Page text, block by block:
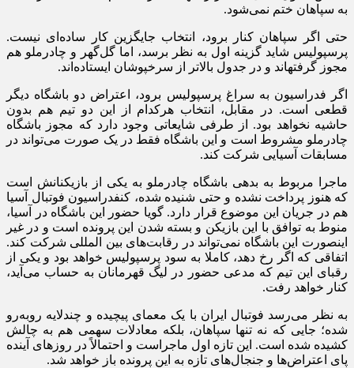
به سپاهان ختم نمی‌شود.
حتی اگر سپاهان کنار برود، انتخاب جایگزین کار ساده‌ای نیست.
پرسپولیس شاید گزینه اول به نظر برسد، اما گل‌گهر و چادرملو هم
مجوز گرفتهاند و در جدول بالاتر از سرخپوشان ایستاده‌اند.
اگر فدراسیون به سراغ پرسپولیس برود، اعتراض دو باشگاه دیگر
قطعی است. در مقابل، انتخاب هرکدام از این دو تیم هم بدون
حاشیه نخواهد بود. از طرفی شایعاتی وجود دارد که مجوز باشگاه
چادرملو مشروط است و این باشگاه فقط در یک صورت می‌تواند در
مسابقات آسیایی شرکت کند.
ماجرا مربوط به بدهی باشگاه چادرملو به یکی از بازیکنانش است
که هنوز پرداخت نشده و حتی شنیده شده، کنفدراسیون فوتبال آسیا
هم در جریان این موضوع قرار دارد. گویا حضور این باشگاه در آسیا،
منوط به توافق با این بازیکن و بسته شدن این پرونده است و در غیر
اینصورت این باشگاه نمی‌تواند در رقابت‌های بین المللی شرکت کند.
اتفاقی که اگر رخ دهد، کاملا به سود پرسپولیس خواهد بود و یکی از
رقبای این تیم که مدعی حضور در لیگ قهرمانان به حساب می‌آید،
کنار خواهد رفت.
به نظر می‌رسد فوتبال ایران با یک معمای پیچیده و چندلایه روبه‌رو
شده؛ جایی که نه تنها سپاهان، بلکه معادلات سهمی هم به چالش
کشیده شده است. این تازه اول ماجراست و احتمالاً در روز‌های آینده
پای اعتراض‌ها و جنجال‌های تازه به این پرونده باز خواهد شد.